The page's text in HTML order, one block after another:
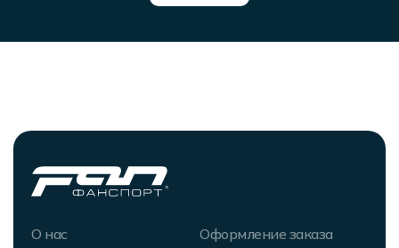
О нас Оформление заказа